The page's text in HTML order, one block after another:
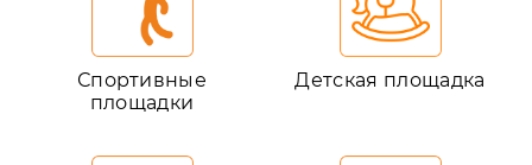
Спортивные
площадки
Детская площадка